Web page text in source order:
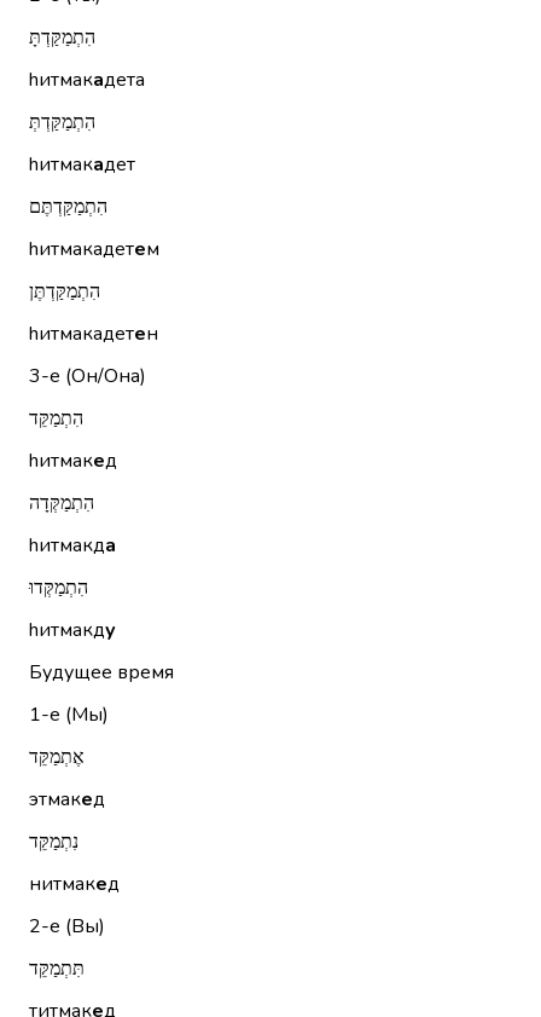
הִתְמַקַּדְתָּ
hитмакадета
הִתְמַקַּדְתְּ
hитмакадет
הִתְמַקַּדְתֶּם
hитмакадетем
הִתְמַקַּדְתֶּן
hитмакадетен
3-е (Он/Она)
הִתְמַקֵּד
hитмакед
הִתְמַקְּדָה
hитмакда
הִתְמַקְּדוּ
hитмакду
Будущее время
1-е (Мы)
אֶתְמַקֵּד
этмакед
נִתְמַקֵּד
нитмакед
2-е (Вы)
תִּתְמַקֵּד
титмакед